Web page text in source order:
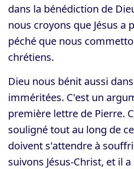
dans la bénédiction de
nous croyons que Jésus a
péché que nous
chrétiens.
Dieu nous bénit aussi
imméritées. C'est un
première lettre de Pierre.
souligné tout au long de
doivent s'attendre à
suivons Jésus-Christ, et il